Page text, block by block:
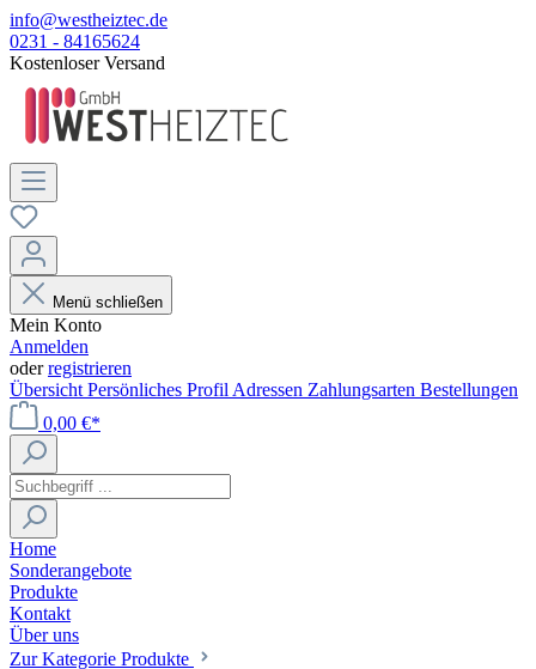
info@westheiztec.de
0231 - 84165624
Kostenloser Versand
Menü schließen
Mein Konto
Anmelden
oderregistrieren
Übersicht Persönliches Profil Adressen Zahlungsarten Bestellungen
0,00 €*
Home
Sonderangebote
Produkte
Kontakt
Über uns
Zur Kategorie Produkte